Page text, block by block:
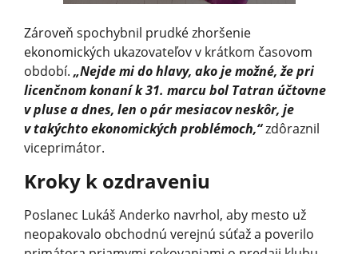
Zároveň spochybnil prudké zhoršenie
ekonomických ukazovateľov v krátkom časovom
období.„Nejde mi do hlavy, ako je možné, že pri
licenčnom konaní k 31. marcu bol Tatran účtovne
v pluse a dnes, len o pár mesiacov neskôr, je
v takýchto ekonomických problémoch,“zdôraznil
viceprimátor.
Kroky k ozdraveniu
Poslanec Lukáš Anderko navrhol, aby mesto už
neopakovalo obchodnú verejnú súťaž a poverilo